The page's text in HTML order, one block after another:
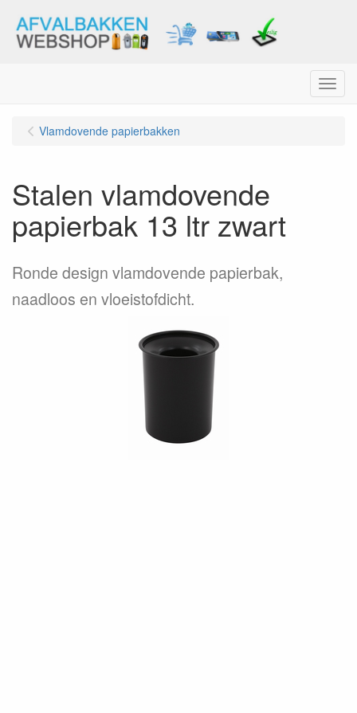
Menu
Vlamdovende papierbakken
Stalen vlamdovende
papierbak 13 ltr zwart
Ronde design vlamdovende papierbak,
naadloos en vloeistofdicht.